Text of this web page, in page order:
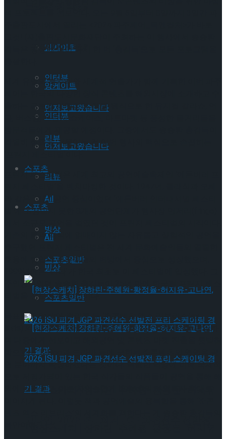
앙케이트
인터뷰
먼저보고왔습니다
리뷰
스포츠
All
빙상
스포츠일반
[현장스케치] 장하린-주혜원-황정율-허지유-
Trending Tags
앙케이트
인터뷰
먼저보고왔습니다
리뷰
스포츠
All
빙상
스포츠일반
감독은 평창에 이어 다시 한 번 ‘총감독’으로 모든 프로그램을
세계 유일의 북시티와 세계적 연출가가 함께 기획한 이번 파주
페어는 한국의 다양한 창작 콘텐츠를 해외시장에 소개하고 수
출하는 글로벌 마켓이며, 책을 원작으로 한 뮤지컬 갈라쇼, 연
극, 버스킹, 프린지 쇼케이스, 아트마켓 등 풍성한 볼거리들을
각별히 심혈을 기울이는 건 이번 행사의 핵심으로 손꼽히는
‘프린지 페스티벌’이다.
프린지 페스티벌은 세계 최고의 공연예술축제인 ‘에든버러 프
라 같은 ‘고급’ 공연 중심이었던 ‘에든버러 인터내셔널 페스티
벌’에 초청받지 못한 8개의 공연단체가 행사장 언저리(fringe)
에서 소규모 공연을 벌였던 것이 프린지 페스티벌의 시작이다.
기존의 틀과 격식에 얽매이지 않는 자유롭고 실험적인 공연을
호응에 힘입어 공연예술의 변방에서 중심으로 성장했으며,
1999년에는 ‘난타’가 한국 최초로 이 페스티벌에 입성했다. 그
주인공이었던 송승환 총감독이 25년 만에 한국형 프린지 페스
티벌을 선보이게 된 것이다.
목표는 K-Book에 뿌리를 둔 ‘K-콘텐츠 엑스 리브리스(ex
libris)’의 세계화! 책에서 비롯된 다양한 공연 콘텐츠를 발굴하
함으로써, K-Pop과 드라마 등에 국한된 K-콘텐츠의 영역을 공
연 분야까지 확장하겠다는 것이다. 탁월한 역량에 비해 국제적
외에 소개되고, 이는 자연스럽게 K-Book의 해외독자 확대로